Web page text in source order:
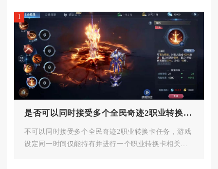
1
是否可以同时接受多个全民奇迹2职业转换卡任务
不可以同时接受多个全民奇迹2职业转换卡任务，游戏
设定同一时间仅能持有并进行一个职业转换卡相关任